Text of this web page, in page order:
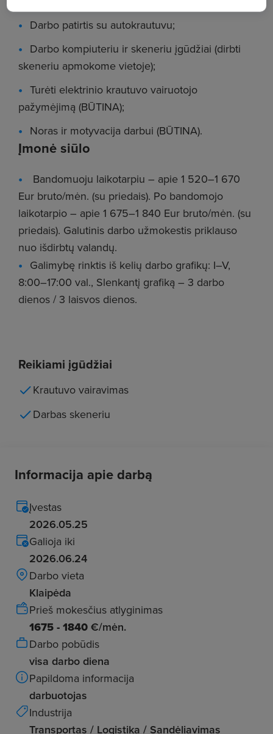
Darbo patirtis su autokrautuvu;
Darbo kompiuteriu ir skeneriu įgūdžiai (dirbti
skeneriu apmokome vietoje);
Turėti elektrinio krautuvo vairuotojo
pažymėjimą (BŪTINA);
Noras ir motyvacija darbui (BŪTINA).
Įmonė siūlo
Bandomuoju laikotarpiu – apie 1 520–1 670
Eur bruto/mėn. (su priedais). Po bandomojo
laikotarpio – apie 1 675–1 840 Eur bruto/mėn. (su
priedais). Galutinis darbo užmokestis priklauso
nuo išdirbtų valandų.
Galimybę rinktis iš kelių darbo grafikų: I–V,
8:00–17:00 val., Slenkantį grafiką – 3 darbo
dienos / 3 laisvos dienos.
Reikiami įgūdžiai
Krautuvo vairavimas
Darbas skeneriu
Informacija apie darbą
Įvestas
2026.05.25
Galioja iki
2026.06.24
Darbo vieta
Klaipėda
Prieš mokesčius atlyginimas
1675 - 1840 €/mėn.
Darbo pobūdis
visa darbo diena
Papildoma informacija
darbuotojas
Industrija
Transportas / Logistika / Sandėliavimas